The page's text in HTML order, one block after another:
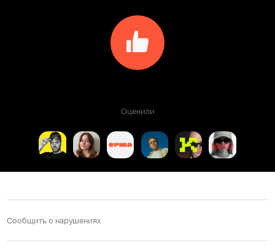
Оценили
Сообщить о нарушениях